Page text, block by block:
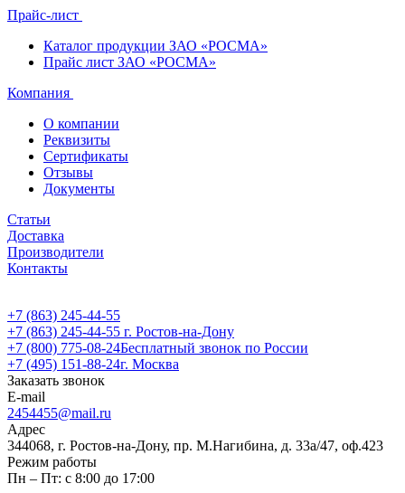
Прайс-лист
Каталог продукции ЗАО «РОСМА»
Прайс лист ЗАО «РОСМА»
Компания
О компании
Реквизиты
Сертификаты
Отзывы
Документы
Статьи
Доставка
Производители
Контакты
+7 (863) 245-44-55
+7 (863) 245-44-55 г. Ростов-на-Дону
+7 (800) 775-08-24Бесплатный звонок по России
+7 (495) 151-88-24г. Москва
Заказать звонок
E-mail
2454455@mail.ru
Адрес
344068, г. Ростов-на-Дону, пр. М.Нагибина, д. 33а/47, оф.423
Режим работы
Пн – Пт: с 8:00 до 17:00